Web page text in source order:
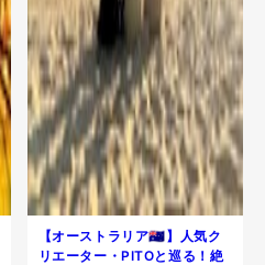
【オーストラリア🇦🇺】人気ク
リエーター・PITOと巡る！絶